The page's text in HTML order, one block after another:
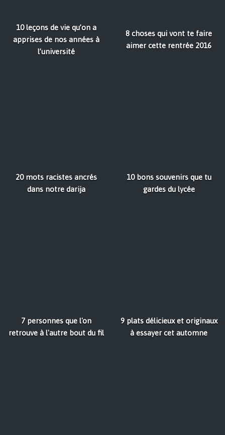
10 leçons de vie qu’on a
apprises de nos années à
l’université
8 choses qui vont te faire
aimer cette rentrée 2016
20 mots racistes ancrés
dans notre darija
10 bons souvenirs que tu
gardes du lycée
7 personnes que l'on
retrouve à l'autre bout du fil
9 plats délicieux et originaux
à essayer cet automne